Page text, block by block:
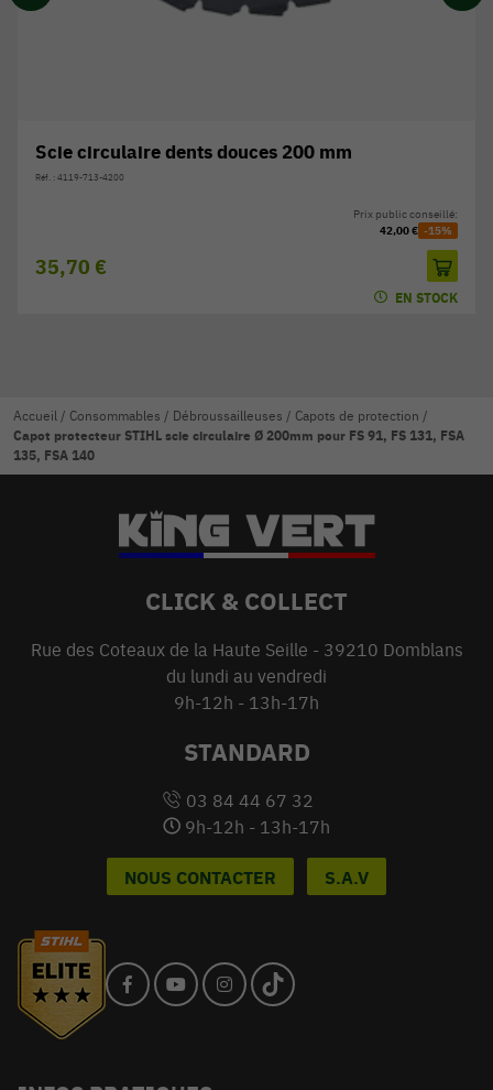
Scie circulaire dents douces 200 mm
Réf. : 4119-713-4200
35,70 €
Prix public conseillé:
42,00 € -15%
EN STOCK
Accueil / Consommables / Débroussailleuses / Capots de protection /
Capot protecteur STIHL scie circulaire Ø 200mm pour FS 91, FS 131, FSA
135, FSA 140
CLICK & COLLECT
Rue des Coteaux de la Haute Seille - 39210 Domblans
du lundi au vendredi
9h-12h - 13h-17h
STANDARD
03 84 44 67 32
9h-12h - 13h-17h
NOUS CONTACTER S.A.V